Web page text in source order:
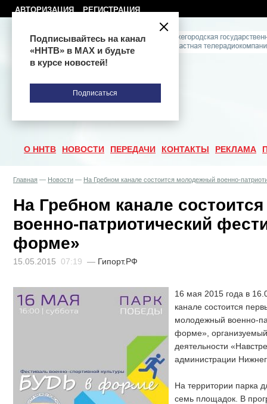
АВТОРИЗАЦИЯ РЕГИСТРАЦИЯ
О ННТВ НОВОСТИ ПЕРЕДАЧИ КОНТАКТЫ РЕКЛАМА
Главная — Новости — На Гребном канале состоится молодежный военно-
На Гребном канале
военно-патриотический
форме»
15.05.2015 07:19 — Гипорт.РФ
16 мая 2015 года в
канале состоится
молодежный военно-
форме»,
деятельности
администрации
На территории парка
семь площадок. В
Подписывайтесь на канал
«ННТВ» в МАХ и будьте
в курсе новостей!
Подписаться